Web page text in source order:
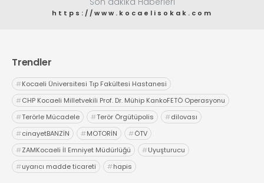
https://www.kocaelisokak.com
Trendler
#Kocaeli Üniversitesi Tıp Fakültesi Hastanesi
#CHP Kocaeli Milletvekili Prof. Dr. Mühip KankoFETÖ Operasyonu
#Terörle Mücadele #Terör Örgütüpolis #dilovası
#cinayetBANZİN #MOTORİN #ÖTV
#ZAMKocaeli İl Emniyet Müdürlüğü #Uyuşturucu
#uyarıcı madde ticareti #hapis